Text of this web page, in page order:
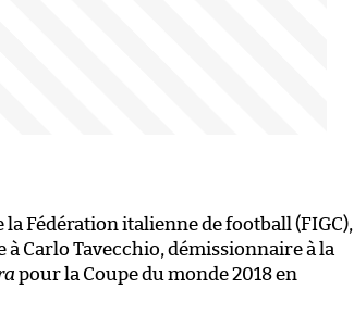
Fédération italienne de football (FIGC),
à Carlo Tavecchio, démissionnaire à la
pour la Coupe du monde 2018 en